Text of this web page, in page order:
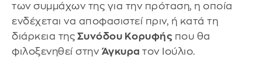
των συμμάχων της για την πρόταση, η οποία
ενδέχεται να αποφασιστεί πριν, ή κατά τη
διάρκεια της Συνόδου Κορυφής που θα
φιλοξενηθεί στην Άγκυρα τον Ιούλιο.